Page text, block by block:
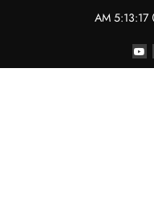
5:13:18 AM